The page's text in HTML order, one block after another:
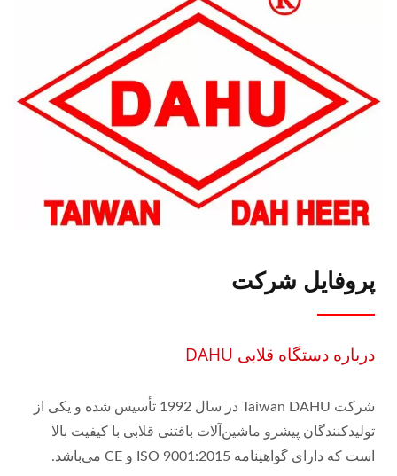
پروفایل شرکت
درباره دستگاه قلابی DAHU
شرکت Taiwan DAHU در سال 1992 تأسیس شده و یکی از
تولیدکنندگان پیشرو ماشین‌آلات بافتنی قلابی با کیفیت بالا
است که دارای گواهینامه ISO 9001:2015 و CE می‌باشد.